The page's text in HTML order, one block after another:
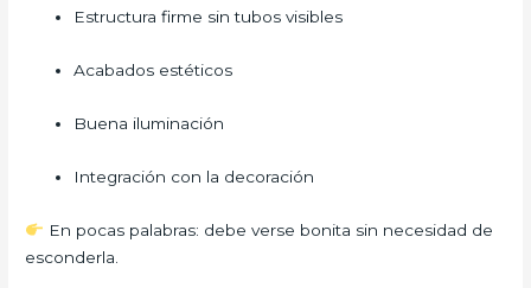
Estructura firme sin tubos visibles
Acabados estéticos
Buena iluminación
Integración con la decoración
En pocas palabras: debe verse bonita sin necesidad de
esconderla.